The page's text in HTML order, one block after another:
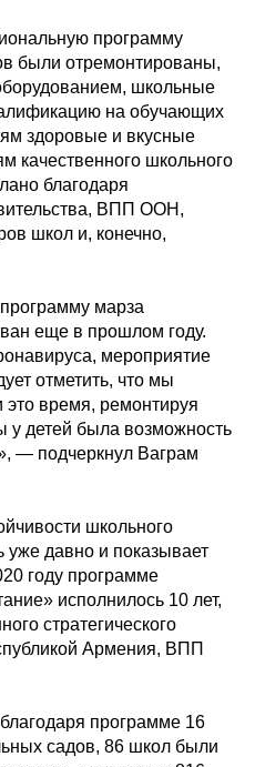
программу
были отремонтированы,
школьные
на обучающих
здоровые и вкусные
качественного школьного
благодаря
ВПП ООН,
школ и, конечно,
марза
еще в прошлом году.
мероприятие
отметить, что мы
время, ремонтируя
у детей была возможность
— подчеркнул Ваграм
школьного
уже давно и показывает
году программе
исполнилось 10 лет,
стратегического
Армения, ВПП
программе 16
садов, 86 школ были